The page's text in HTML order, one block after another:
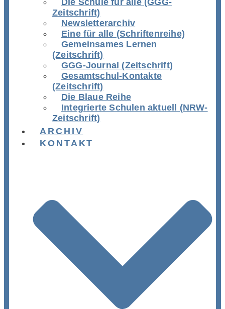
Die Schule für alle (GGG-
Zeitschrift)
Newsletterarchiv
Eine für alle (Schriftenreihe)
Gemeinsames Lernen
(Zeitschrift)
GGG-Journal (Zeitschrift)
Gesamtschul-Kontakte
(Zeitschrift)
Die Blaue Reihe
Integrierte Schulen aktuell (NRW-
Zeitschrift)
ARCHIV
KONTAKT